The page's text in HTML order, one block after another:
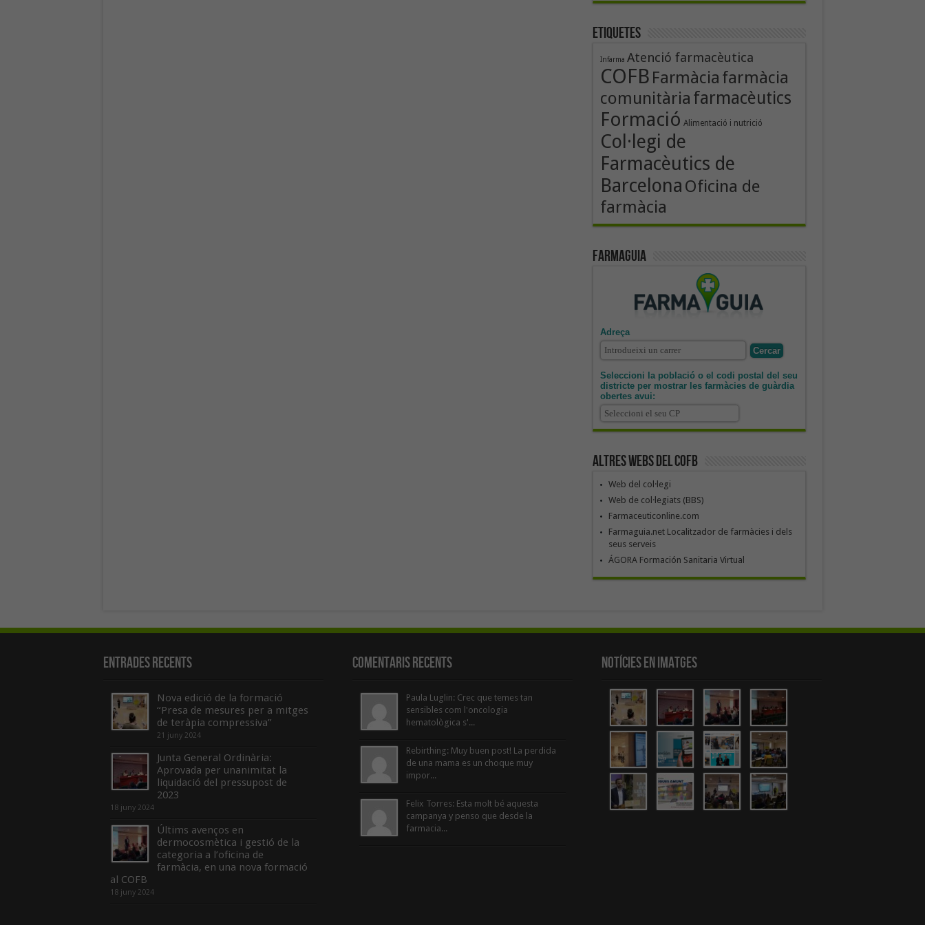
Etiquetes
Infarma Atenció farmacèutica
COFB Farmàcia farmàcia
comunitària farmacèutics
Formació Alimentació i nutrició
Col·legi de
Farmacèutics de
Barcelona Oficina de
farmàcia
Farmaguia
Adreça
Seleccioni la població o el codi postal del seu
districte per mostrar les farmàcies de guàrdia
obertes avui:
Altres webs del COFB
Web del col·legi
Web de col·legiats (BBS)
Farmaceuticonline.com
Farmaguia.net Localitzador de farmàcies i dels
seus serveis
ÁGORA Formación Sanitaria Virtual
Entrades recents
Nova edició de la formació
“Presa de mesures per a mitges
de teràpia compressiva”
21 juny 2024
Junta General Ordinària:
Aprovada per unanimitat la
liquidació del pressupost de
2023
18 juny 2024
Últims avenços en
dermocosmètica i gestió de la
categoria a l’oficina de
farmàcia, en una nova formació
al COFB
18 juny 2024
Comentaris Recents
Paula Luglin: Crec que temes tan
sensibles com l'oncologia
hematològica s'...
Rebirthing: Muy buen post! La perdida
de una mama es un choque muy
impor...
Felix Torres: Esta molt bé aquesta
campanya y penso que desde la
farmacia...
Notícies en Imatges